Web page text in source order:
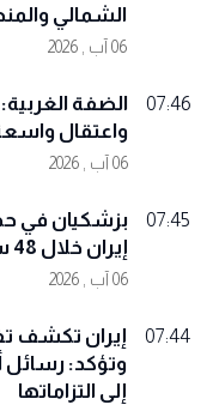
الشمالي
06 آب , 2026
07:46
الضفة
واعتقال
06 آب , 2026
07:45
بزشكيان في
إيران خلال 48 ساعة فشل.. ووحدتكم أحبطته
06 آب , 2026
07:44
إيران تكشف
وتؤكد: رسائل
إلى التزاماتها